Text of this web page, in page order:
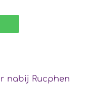
nabij Rucphen